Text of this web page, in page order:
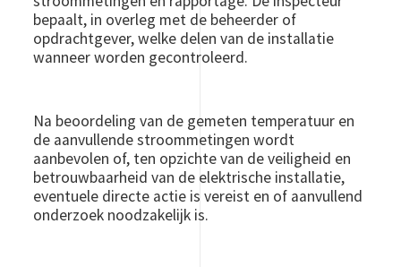
bepaalt, in overleg met de beheerder of
opdrachtgever, welke delen van de installatie
wanneer worden gecontroleerd.
Na beoordeling van de gemeten temperatuur en
de aanvullende stroommetingen wordt
aanbevolen of, ten opzichte van de veiligheid en
betrouwbaarheid van de elektrische installatie,
eventuele directe actie is vereist en of aanvullend
onderzoek noodzakelijk is.